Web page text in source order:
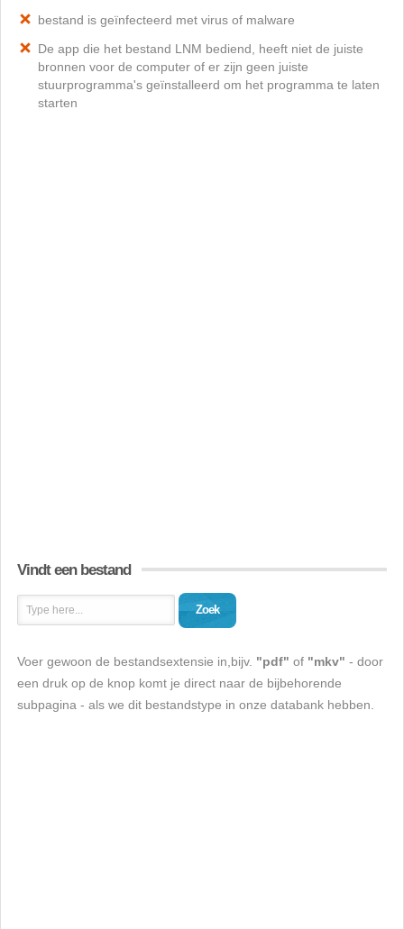
bestand is geïnfecteerd met virus of malware
De app die het bestand LNM bediend, heeft niet de juiste
bronnen voor de computer of er zijn geen juiste
stuurprogramma's geïnstalleerd om het programma te laten
starten
Vindt een bestand
Zoek
Voer gewoon de bestandsextensie in,bijv. "pdf" of "mkv" - door
een druk op de knop komt je direct naar de bijbehorende
subpagina - als we dit bestandstype in onze databank hebben.